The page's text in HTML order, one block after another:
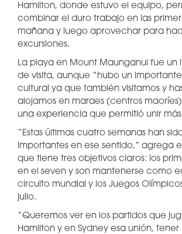
Hamilton, donde estuvo el equipo,
combinar el duro trabajo en las
mañana y luego aprovechar para
excursiones.
La playa en Mount Maunganui fue un
de visita, aunque “hubo un
cultural ya que también visitamos y
alojamos en maraes (centros
una experiencia que permitió unir más
“Estas últimas cuatro semanas han
importantes en ese sentido,” agrega
que tiene tres objetivos claros: los
en el seven y son mantenerse como
circuito mundial y los Juegos
julio.
“Queremos ver en los partidos que
Hamilton y en Sydney esa unión, tener